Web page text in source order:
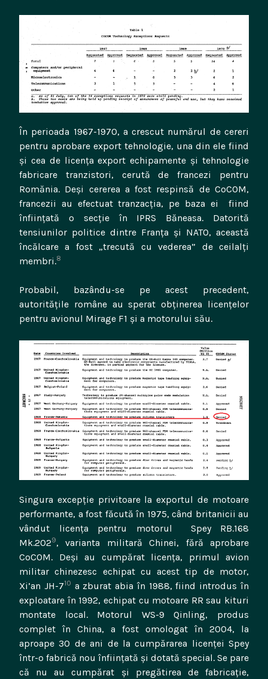
În perioada 1967-1970, a crescut numărul de cereri
pentru aprobare export tehnologie, una din ele fiind
și cea de licența export echipamente și tehnologie
fabricare tranzistori, cerută de francezi pentru
Romănia. Deși cererea a fost respinsă de CoCOM,
francezii au efectuat tranzacția, pe baza ei fiind
înființată o secție în IPRS Băneasa. Datorită
tensiunilor politice dintre Franța și NATO, această
încălcare a fost „trecută cu vederea” de ceilalți
membri.8
Probabil, bazându-se pe acest precedent,
autoritățile române au sperat obținerea licențelor
pentru avionul Mirage F1 și a motorului său.
Singura excepție privitoare la exportul de motoare
performante, a fost făcută în 1975, când britanicii au
vândut licența pentru motorul Spey RB.168
Mk.2029, varianta militară Chinei, fără aprobare
CoCOM. Deși au cumpărat licența, primul avion
militar chinezesc echipat cu acest tip de motor,
Xi’an JH-710 a zburat abia în 1988, fiind introdus în
exploatare în 1992, echipat cu motoare RR sau kituri
montate local. Motorul WS-9 Qinling, produs
complet în China, a fost omologat în 2004, la
aproape 30 de ani de la cumpărarea licenței Spey
într-o fabrică nou înființată și dotată special. Se pare
că nu au cumpărat și pregătirea de fabricație,